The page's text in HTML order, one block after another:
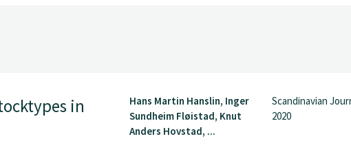
in
Hans Martin Hanslin, Inger
Sundheim Fløistad, Knut
Anders Hovstad, ...
Scandinavian
2020